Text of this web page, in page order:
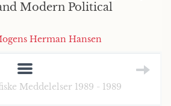
Modern Political
Herman Hansen
Meddelelser 1989 - 1989